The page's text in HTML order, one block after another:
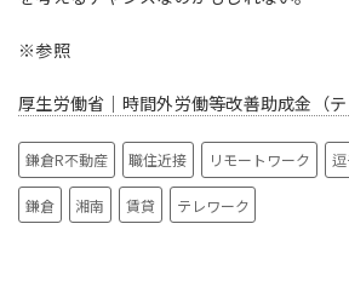
※参照
厚生労働省｜時間外労働等改善助成金（テ
鎌倉R不動産 職住近接 リモートワーク
鎌倉 湘南 賃貸 テレワーク